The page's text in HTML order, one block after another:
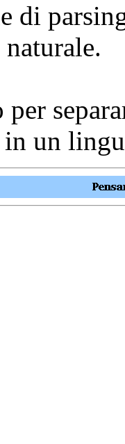
di
per
un